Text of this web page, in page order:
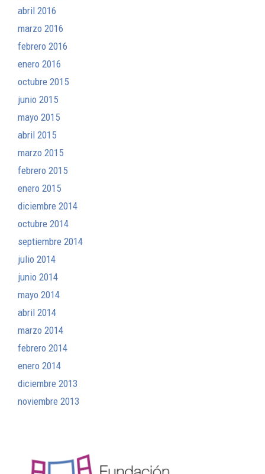
abril 2016
marzo 2016
febrero 2016
enero 2016
octubre 2015
junio 2015
mayo 2015
abril 2015
marzo 2015
febrero 2015
enero 2015
diciembre 2014
octubre 2014
septiembre 2014
julio 2014
junio 2014
mayo 2014
abril 2014
marzo 2014
febrero 2014
enero 2014
diciembre 2013
noviembre 2013